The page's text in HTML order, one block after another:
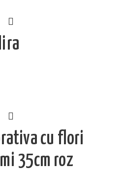
cu flori
35cm roz